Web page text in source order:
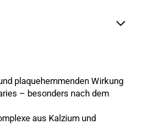
plaquehemmenden Wirkung
– besonders nach dem
aus Kalzium und